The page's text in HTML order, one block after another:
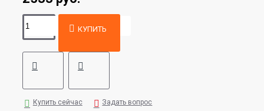
КУПИТЬ
Купить сейчас Задать вопрос